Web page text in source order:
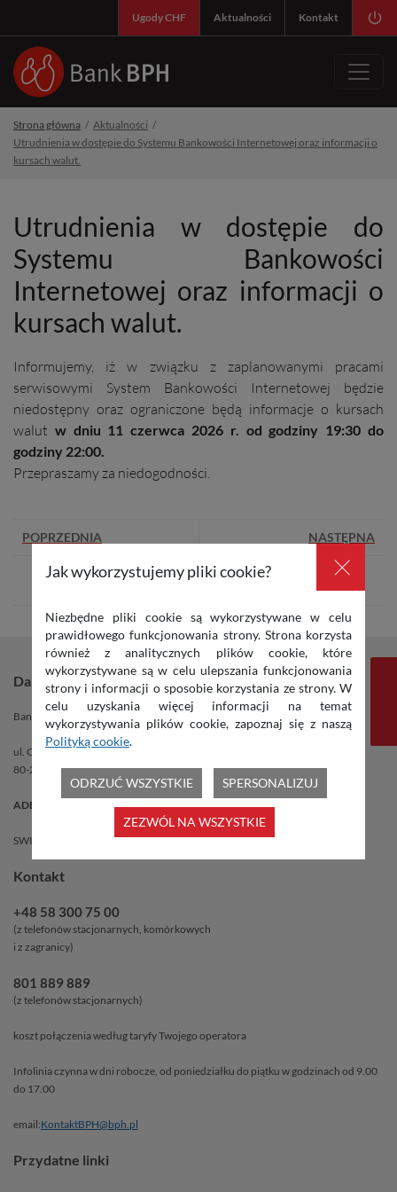
×
Jak wykorzystujemy pliki cookie?
Niezbędne pliki cookie są wykorzystywane w celu
prawidłowego funkcjonowania strony. Strona korzysta
również z analitycznych plików cookie, które
wykorzystywane są w celu ulepszania funkcjonowania
strony i informacji o sposobie korzystania ze strony. W
celu uzyskania więcej informacji na temat
wykorzystywania plików cookie, zapoznaj się z naszą
Polityką cookie.
ODRZUĆ WSZYSTKIE SPERSONALIZUJ
ZEZWÓL NA WSZYSTKIE
Ugody CHF Aktualności Kontakt
Strona główna
Aktualności
Utrudnienia w dostępie do Systemu Bankowości Internetowej oraz informacji o
kursach walut.
Utrudnienia w dostępie do
Systemu Bankowości
Internetowej oraz informacji o
kursach walut.
Informujemy, iż w związku z zaplanowanymi pracami
serwisowymi System Bankowości Internetowej będzie
niedostępny oraz ograniczone będą informacje o kursach
walut w dniu 11 czerwca 2026 r. od godziny 19:30 do
godziny 22:00.
Przepraszamy za niedogodności.
INNE AKTUALNOŚCI
POPRZEDNIA
aktualność NASTĘPNA
Dane banku
Bank BPH SA
ul. Cypriana Kamila Norwida 1
80-280 Gdańsk
ADE: AE:PL-39527-67901-EJIDH-17
SWIFT: BPHKPLPK / BPHKPLPKXXX
Kontakt
+48 58 300 75 00
(z telefonów stacjonarnych, komórkowych
i z zagranicy)
801 889 889
(z telefonów stacjonarnych)
koszt połączenia według taryfy Twojego operatora
Infolinia czynna w dni robocze, od poniedziałku do piątku w godzinach od 9.00
do 17.00
email:KontaktBPH@bph.pl
Przydatne linki